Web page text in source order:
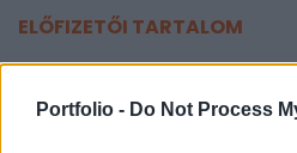
Portfolio - Do Not Process
ELŐFIZETŐI TARTALOM
Eséssel zárta a
magyar tőzsde